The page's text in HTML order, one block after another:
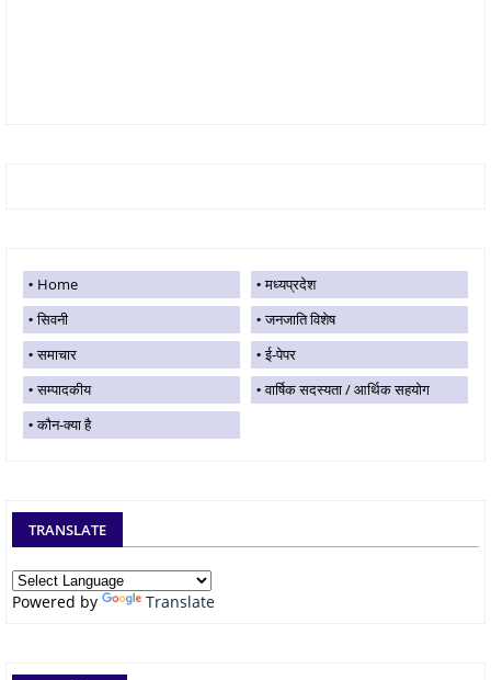
Home
मध्यप्रदेश
सिवनी
जनजाति विशेष
समाचार
ई-पेपर
सम्पादकीय
वार्षिक सदस्यता / आर्थिक सहयोग
कौन-क्या है
TRANSLATE
Powered by Translate